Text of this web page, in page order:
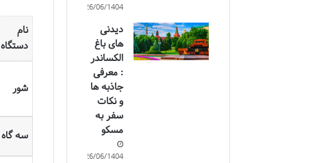
نام
دستگاه
شور
سه گاه
26/06/1404
دیدنی
های باغ
الکساندر
: معرفی
جاذبه ها
و نکات
سفر به
مسکو
26/06/1404